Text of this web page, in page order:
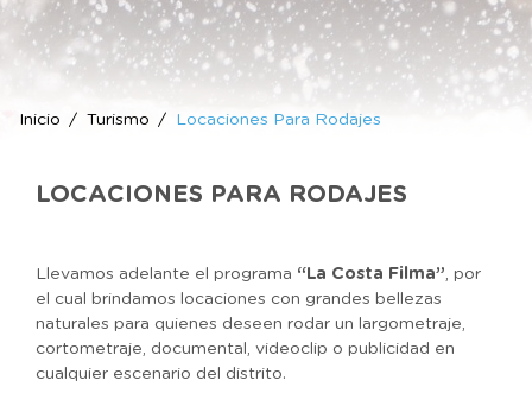
Inicio Turismo Locaciones Para Rodajes
LOCACIONES PARA RODAJES
Llevamos adelante el programa “La Costa Filma”, por
el cual brindamos locaciones con grandes bellezas
naturales para quienes deseen rodar un largometraje,
cortometraje, documental, videoclip o publicidad en
cualquier escenario del distrito.